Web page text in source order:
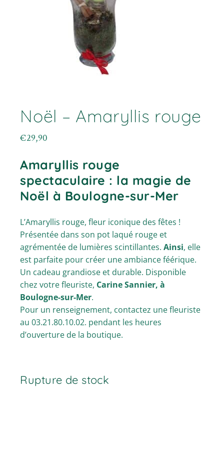
Noël – Amaryllis rouge
€29,90
Amaryllis rouge
spectaculaire : la magie de
Noël à Boulogne-sur-Mer
L’Amaryllis rouge, fleur iconique des fêtes !
Présentée dans son pot laqué rouge et
agrémentée de lumières scintillantes.Ainsi, elle
est parfaite pour créer une ambiance féérique.
Un cadeau grandiose et durable. Disponible
chez votre fleuriste, Carine Sannier, à
Boulogne-sur-Mer.
Pour un renseignement, contactez une fleuriste
au 03.21.80.10.02. pendant les heures
d’ouverture de la boutique.
Rupture de stock